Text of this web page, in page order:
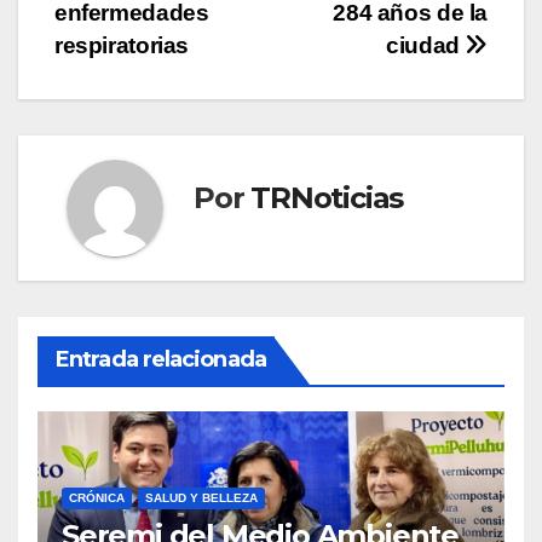
284 años de la
ciudad
enfermedades
respiratorias
Por TRNoticias
Entrada relacionada
CRÓNICA SALUD Y BELLEZA
Seremi del Medio Ambiente